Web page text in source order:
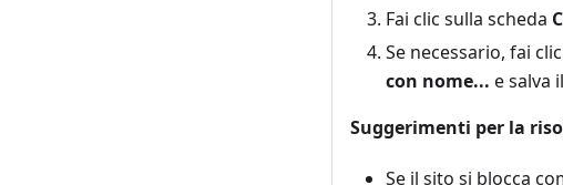
Fai clic sulla scheda
Se necessario, fai
con nome... e salva
Suggerimenti per la
Se il sito si blocca